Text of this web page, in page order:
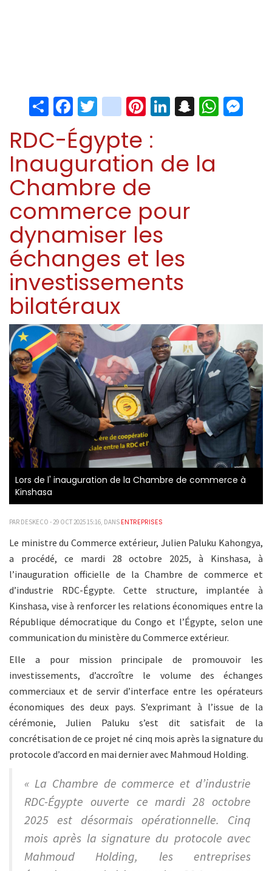
ShareFacebook
Twitter
instagram
Pinterest
LinkedIn
Snapchat
RDC-Égypte :
Inauguration de la
Chambre de
commerce pour
dynamiser les
échanges et les
investissements
bilatéraux
Lors de l' inauguration de la Chambre de commerce à
Kinshasa
PAR DESKECO - 29 OCT 2025 15:16, DANS ENTREPRISES
Le ministre du Commerce extérieur, Julien Paluku Kahongya,
a procédé, ce mardi 28 octobre 2025, à Kinshasa, à
l’inauguration officielle de la Chambre de commerce et
d’industrie RDC-Égypte. Cette structure, implantée à
Kinshasa, vise à renforcer les relations économiques entre la
République démocratique du Congo et l’Égypte, selon une
communication du ministère du Commerce extérieur.
Elle a pour mission principale de promouvoir les
investissements, d’accroître le volume des échanges
commerciaux et de servir d’interface entre les opérateurs
économiques des deux pays. S’exprimant à l’issue de la
cérémonie, Julien Paluku s’est dit satisfait de la
concrétisation de ce projet né cinq mois après la signature du
protocole d’accord en mai dernier avec Mahmoud Holding.
« La Chambre de commerce et d’industrie
RDC-Égypte ouverte ce mardi 28 octobre
2025 est désormais opérationnelle. Cinq
mois après la signature du protocole avec
Mahmoud Holding, les entreprises